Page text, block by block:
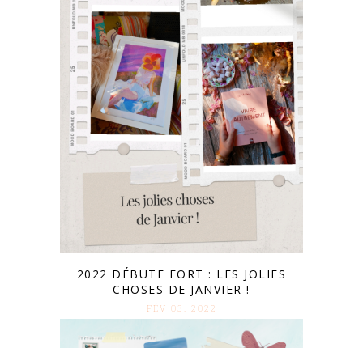
2022 DÉBUTE FORT : LES JOLIES
CHOSES DE JANVIER !
FÉV 03. 2022